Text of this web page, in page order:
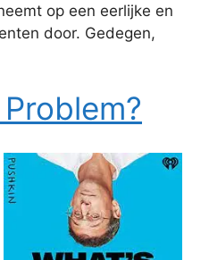
op een eerlijke en
door. Gedegen,
Problem?